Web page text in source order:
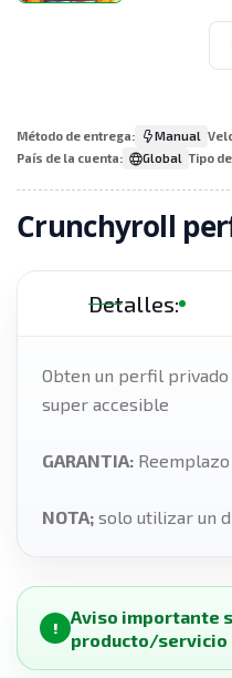
Método de entrega: Manual
País de la cuenta:
Global Tipo
Crunchyroll
Detalles:
Obten un perfil
super accesible
GARANTIA:
NOTA; solo utilizar un
!
Aviso importante
producto/servicio